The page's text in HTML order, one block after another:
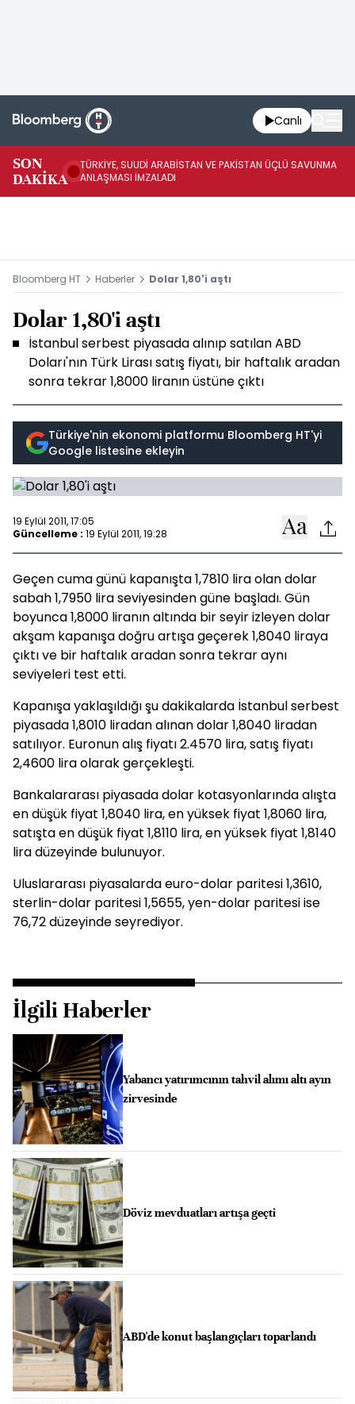
Canlı
SON
DAKİKA
TÜRKİYE, SUUDİ ARABİSTAN VE PAKİSTAN ÜÇLÜ SAVUNMA
ANLAŞMASI İMZALADI
Bloomberg HT Haberler Dolar 1,80'i aştı
Dolar 1,80'i aştı
İstanbul serbest piyasada alınıp satılan ABD
Doları'nın Türk Lirası satış fiyatı, bir haftalık aradan
sonra tekrar 1,8000 liranın üstüne çıktı
Türkiye'nin ekonomi platformu Bloomberg HT'yi
Google listesine ekleyin
19 Eylül 2011, 17:05
Güncelleme : 19 Eylül 2011, 19:28
Geçen cuma günü kapanışta 1,7810 lira olan dolar
sabah 1,7950 lira seviyesinden güne başladı. Gün
boyunca 1,8000 liranın altında bir seyir izleyen dolar
akşam kapanışa doğru artışa geçerek 1,8040 liraya
çıktı ve bir haftalık aradan sonra tekrar aynı
seviyeleri test etti.
Kapanışa yaklaşıldığı şu dakikalarda İstanbul serbest
piyasada 1,8010 liradan alınan dolar 1,8040 liradan
satılıyor. Euronun alış fiyatı 2.4570 lira, satış fiyatı
2,4600 lira olarak gerçekleşti.
Bankalararası piyasada dolar kotasyonlarında alışta
en düşük fiyat 1,8040 lira, en yüksek fiyat 1,8060 lira,
satışta en düşük fiyat 1,8110 lira, en yüksek fiyat 1,8140
lira düzeyinde bulunuyor.
Uluslararası piyasalarda euro-dolar paritesi 1,3610,
sterlin-dolar paritesi 1,5655, yen-dolar paritesi ise
76,72 düzeyinde seyrediyor.
İlgili Haberler
Yabancı yatırımcının tahvil alımı altı ayın
zirvesinde
Döviz mevduatları artışa geçti
ABD'de konut başlangıçları toparlandı